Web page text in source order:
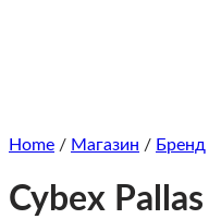
Home / Магазин / Бренд
Cybex